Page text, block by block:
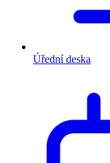
Úřední deska